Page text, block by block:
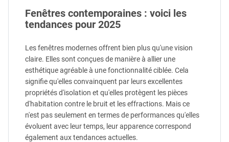
Fenêtres contemporaines : voici les
tendances pour 2025
Les fenêtres modernes offrent bien plus qu'une vision
claire. Elles sont conçues de manière à allier une
esthétique agréable à une fonctionnalité ciblée. Cela
signifie qu'elles convainquent par leurs excellentes
propriétés d'isolation et qu'elles protègent les pièces
d'habitation contre le bruit et les effractions. Mais ce
n'est pas seulement en termes de performances qu'elles
évoluent avec leur temps, leur apparence correspond
également aux tendances actuelles.